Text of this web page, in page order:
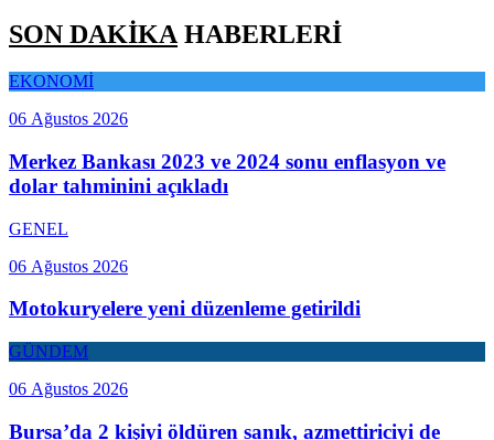
SON DAKİKAHABERLERİ
EKONOMİ
06 Ağustos 2026
Merkez Bankası 2023 ve 2024 sonu enflasyon ve
dolar tahminini açıkladı
GENEL
06 Ağustos 2026
Motokuryelere yeni düzenleme getirildi
GÜNDEM
06 Ağustos 2026
Bursa’da 2 kişiyi öldüren sanık, azmettiriciyi de